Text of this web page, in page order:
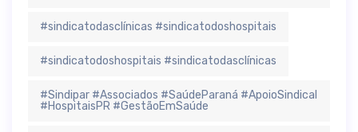
#sindicatodasclínicas #sindicatodoshospitais
#sindicatodoshospitais #sindicatodasclínicas
#Sindipar #Associados #SaúdeParaná #ApoioSindical
#HospitaisPR #GestãoEmSaúde